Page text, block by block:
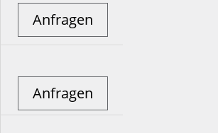
Anfragen
Anfragen